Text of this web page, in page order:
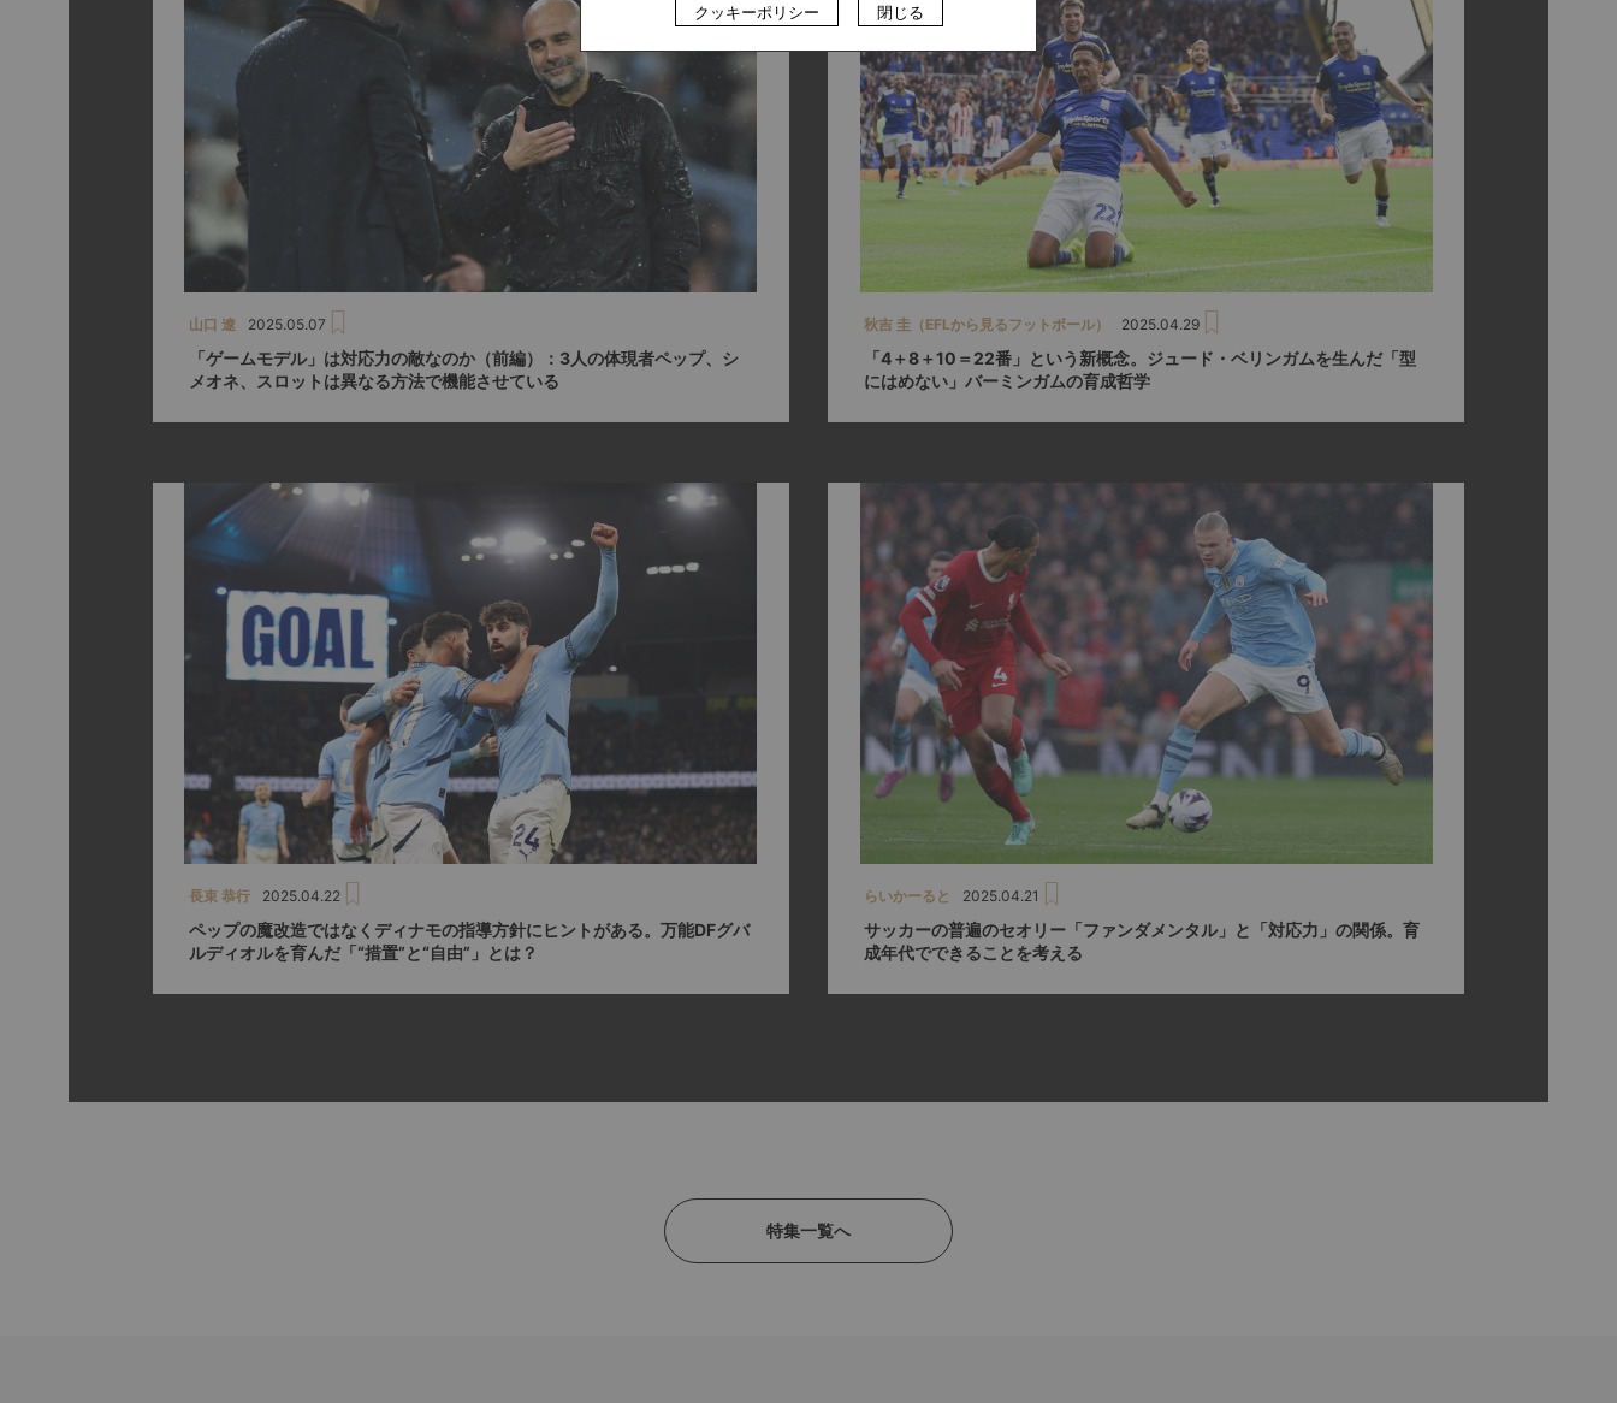
山口 遼 2025.05.07
「ゲームモデル」は対応力の敵なのか（前編）：3人の体現者ペップ、シ
メオネ、スロットは異なる方法で機能させている
秋吉 圭（EFLから見るフットボール） 2025.04.29
「4＋8＋10＝22番」という新概念。ジュード・ベリンガムを生んだ「型
にはめない」バーミンガムの育成哲学
長束 恭行 2025.04.22
ペップの魔改造ではなくディナモの指導方針にヒントがある。万能DFグバ
ルディオルを育んだ「“措置”と“自由”」とは？
らいかーると 2025.04.21
サッカーの普遍のセオリー「ファンダメンタル」と「対応力」の関係。育
成年代でできることを考える
特集一覧へ
クッキーポリシー 閉じる